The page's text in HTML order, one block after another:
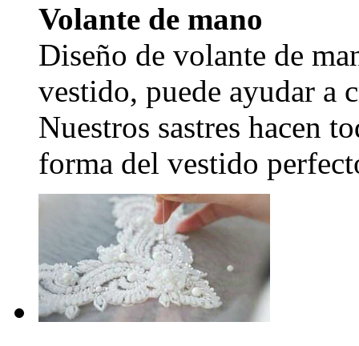
Volante de mano
Diseño de volante de
vestido, puede ayudar a
Nuestros sastres hacen
forma del vestido